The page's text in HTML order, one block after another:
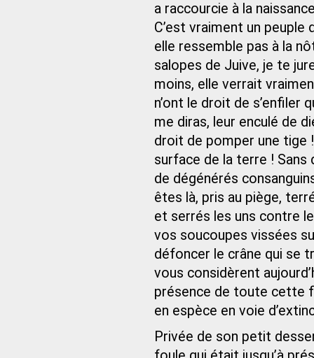
a raccourcie à la
C’est vraiment un
elle ressemble pas à la
salopes de Juive, je te
moins, elle verrait
n’ont le droit de s’enfiler
me diras, leur enculé de
droit de pomper une tige
surface de la terre !
de dégénérés
êtes là, pris au piège,
et serrés les uns contre
vos soucoupes vissées
défoncer le crâne qui se
vous considèrent
présence de toute cette
en espèce en voie
Privée de son petit